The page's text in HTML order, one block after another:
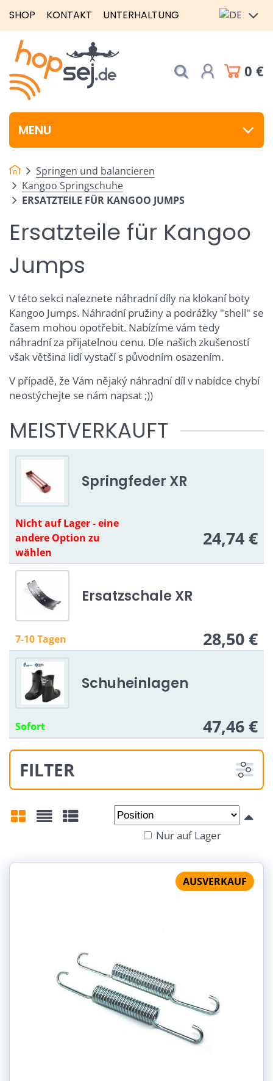
SHOP KONTAKT UNTERHALTUNG
0 €
MENU
Springen und balancieren
Kangoo Springschuhe
ERSATZTEILE FÜR KANGOO JUMPS
Ersatzteile für Kangoo
Jumps
V této sekci naleznete náhradní díly na klokaní boty
Kangoo Jumps. Náhradní pružiny a podrážky "shell" se
časem mohou opotřebit. Nabízíme vám tedy
náhradní za přijatelnou cenu. Dle našich zkušeností
však většina lidí vystačí s původním osazením.
V případě, že Vám nějaký náhradní díl v nabídce chybí
neostýchejte se nám napsat ;))
MEISTVERKAUFT
Springfeder XR
Nicht auf Lager - eine
andere Option zu
wählen
24,74 €
Ersatzschale XR
7-10 Tagen 28,50 €
Schuheinlagen
Sofort 47,46 €
FILTER
An: Nur auf Lager
AUSVERKAUF